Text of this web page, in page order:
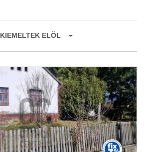
KIEMELTEK ELÖL